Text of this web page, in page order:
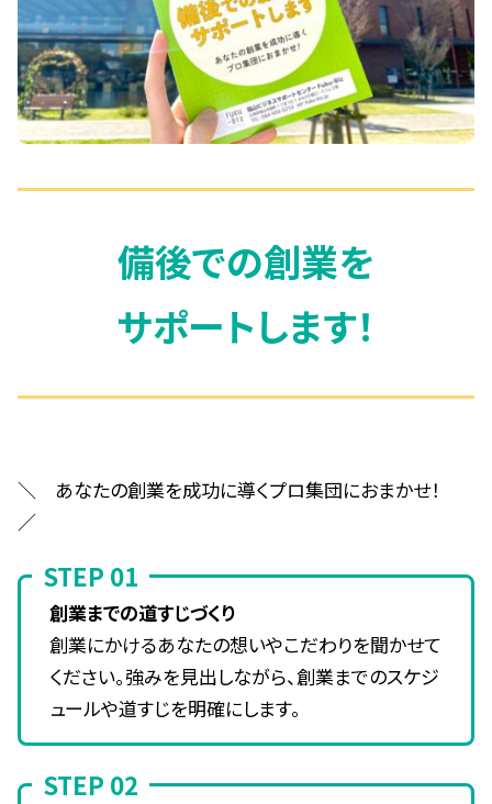
備後での創業を
サポートします！
＼ あなたの創業を成功に導くプロ集団におまかせ！
／
STEP 01
創業までの道すじづくり
創業にかけるあなたの想いやこだわりを聞かせて
ください。強みを見出しながら、創業までのスケジ
ュールや道すじを明確にします。
STEP 02